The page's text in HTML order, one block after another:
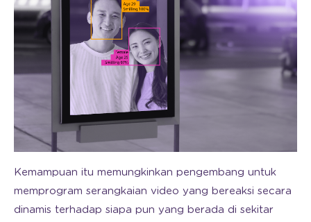
Kemampuan itu memungkinkan pengembang untuk
memprogram serangkaian video yang bereaksi secara
dinamis terhadap siapa pun yang berada di sekitar